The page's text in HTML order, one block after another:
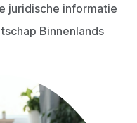
juridische informatie
Binnenlands